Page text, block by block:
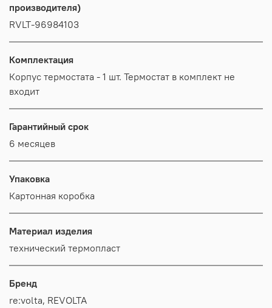
производителя)
RVLT-96984103
Комплектация
Корпус термостата - 1 шт. Термостат в комплект не
входит
Гарантийный срок
6 месяцев
Упаковка
Картонная коробка
Материал изделия
технический термопласт
Бренд
re:volta, REVOLTA